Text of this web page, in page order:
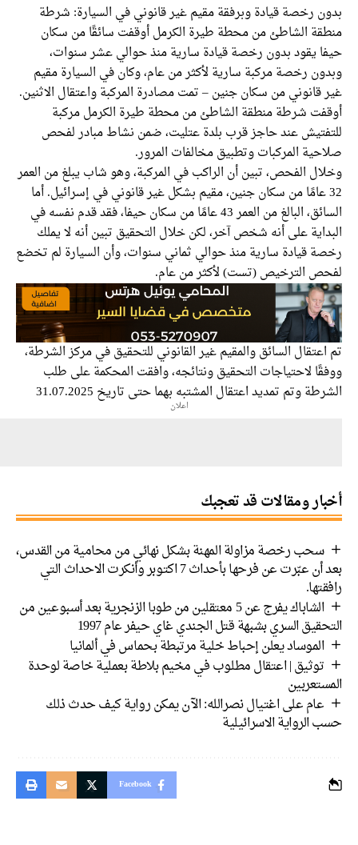
رخصة قيادة وبرفقة مقيم غير قانوني في السيارة: شرطة
الشاطئ من محطة طيرة الكرمل أوقفت سائقًا من سكان
يقود بدون رخصة قيادة سارية منذ حوالي عشر سنوات،
رخصة مركبة سارية لأكثر من عام، وكان في السيارة مقيم
من سكان جنين – تمت مصادرة المركبة واعتقال الاثنين.
شرطة منطقة الشاطئ من محطة طيرة الكرمل مركبة
عند حاجز قرب بلدة عتليت، ضمن نشاط مبادر لفحص
المركبات وتطبيق مخالفات المرور.
الفحص، تبين أن الراكب في المركبة، وهو شاب يبلغ من العمر
عامًا من سكان جنين، مقيم بشكل غير قانوني في إسرائيل. أما
السائق، البالغ من العمر 43 عامًا من سكان حيفا، فقد قدم نفسه في
على أنه شخص آخر، لكن خلال التحقيق تبين أنه لا يملك
قيادة سارية منذ حوالي ثماني سنوات، وأن السيارة لم تخضع
الترخيص (تست) لأكثر من عام.
السائق والمقيم غير القانوني للتحقيق في مركز الشرطة،
لاحتياجات التحقيق ونتائجه، وافقت المحكمة على طلب
وتم تمديد اعتقال المشتبه بهما حتى تاريخ 31.07.2025
ومقالات قد تعجبك
سحب رخصة مزاولة المهنة بشكل نهائي من محامية من القدس،
بعد أن عبّرت عن فرحها بأحداث 7 اكتوبر وأنكرت الاحداث التي
الشاباك يفرج عن 5 معتقلين من طوبا الزنجرية بعد أسبوعين من
السري بشبهة قتل الجندي غاي حيفر عام 1997
الموساد يعلن إحباط خلية مرتبطة بحماس في ألمانيا
توثيق | اعتقال مطلوب في مخيم بلاطة بعملية خاصة لوحدة
عام على اغتيال نصرالله: الآن يمكن رواية كيف حدث ذلك
الاسرائيلية
Facebook